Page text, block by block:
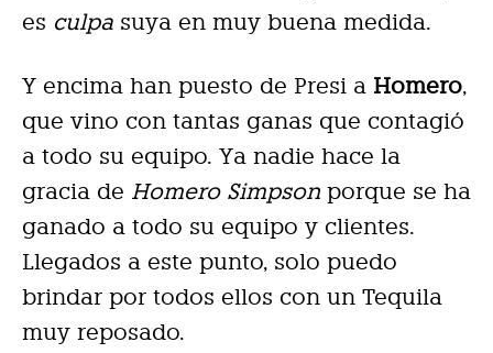
es culpa suya en muy buena medida.
Y encima han puesto de Presi a Homero,
que vino con tantas ganas que contagió
a todo su equipo. Ya nadie hace la
gracia de Homero Simpson porque se ha
ganado a todo su equipo y clientes.
Llegados a este punto, solo puedo
brindar por todos ellos con un Tequila
muy reposado.